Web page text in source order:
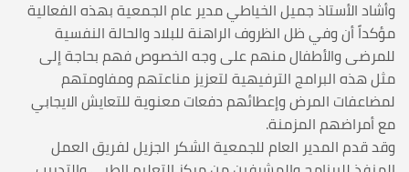
وأشاد الأستاذ جميل الخياطي مدير عام الجمعية بهذه الفعالية
مؤكداً أن وفي ظل الظروف الراهنة للبلاد والحالة النفسية
للمرضى والأطفال منهم على وجه الخصوص فهم بحاجة إلى
مثل هذه البرامج الترفيهية لتعزيز مناعتهم ومفاومتهم
لمضاعفات المرض وإعطائهم دفعات معنوية للتعايش الايجابي
مع أمراضهم المزمنة.
وقد قدم المدير العام للجمعية الشكر الجزيل لفريق العمل